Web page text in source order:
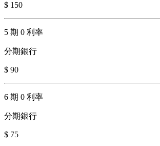
$ 150
5 期 0 利率
分期銀行
$ 90
6 期 0 利率
分期銀行
$ 75